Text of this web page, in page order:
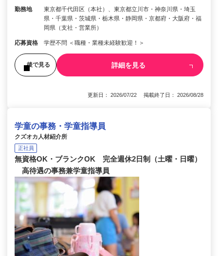
勤務地
東京都千代田区（本社）、東京都立川市・神奈川県・埼玉
県・千葉県・茨城県・栃木県・静岡県・京都府・大阪府・福
岡県（支社・営業所）
応募資格 学歴不問 ＜職種・業種未経験歓迎！＞
後で見る 詳細を見る
更新日： 2026/07/22 掲載終了日： 2026/08/28
学童の事務・学童指導員
クズオカ人材紹介所
正社員
無資格OK・ブランクOK 完全週休2日制（土曜・日曜）
高待遇の事務兼学童指導員